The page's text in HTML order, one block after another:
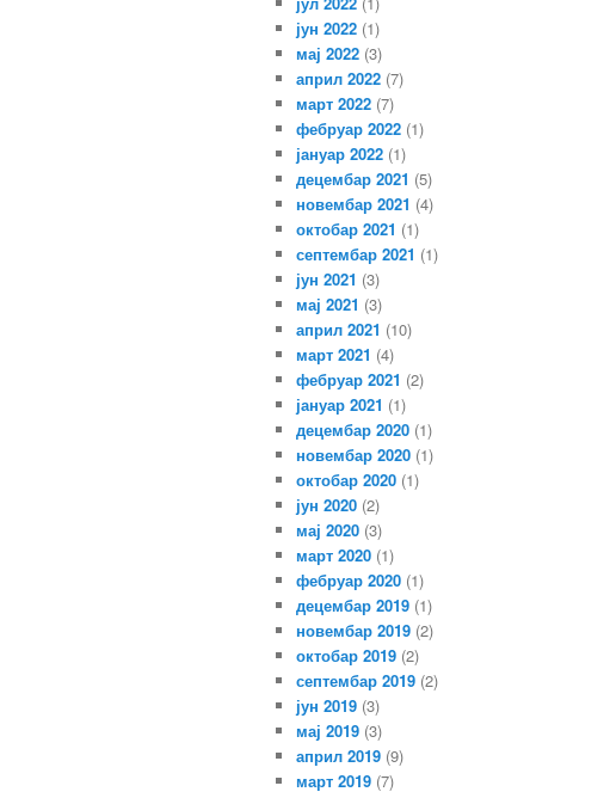
јун 2022 (1)
мај 2022 (3)
април 2022 (7)
март 2022 (7)
фебруар 2022 (1)
јануар 2022 (1)
децембар 2021 (5)
новембар 2021 (4)
октобар 2021 (1)
септембар 2021 (1)
јун 2021 (3)
мај 2021 (3)
април 2021 (10)
март 2021 (4)
фебруар 2021 (2)
јануар 2021 (1)
децембар 2020 (1)
новембар 2020 (1)
октобар 2020 (1)
јун 2020 (2)
мај 2020 (3)
март 2020 (1)
фебруар 2020 (1)
децембар 2019 (1)
новембар 2019 (2)
октобар 2019 (2)
септембар 2019 (2)
јун 2019 (3)
мај 2019 (3)
април 2019 (9)
март 2019 (7)